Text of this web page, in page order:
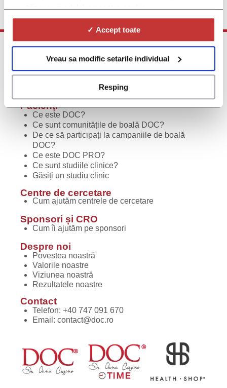
cu utilizarea modulelor noastre cookie.
✓ Accept toate
Vreau sa modific setarile individual
Resping
Pacienți
Ce este DOC?
Ce sunt comunitățile de boală DOC?
De ce să participați la campaniile de boală
DOC?
Ce este DOC PRO?
Ce sunt studiile clinice?
Găsiți un studiu clinic
Centre de cercetare
Cum ajutăm centrele de cercetare
Sponsori și CRO
Cum îi ajutăm pe sponsori
Despre noi
Povestea noastră
Valorile noastre
Viziunea noastră
Rezultatele noastre
Contact
Telefon: +40 747 091 670
Email: contact@doc.ro